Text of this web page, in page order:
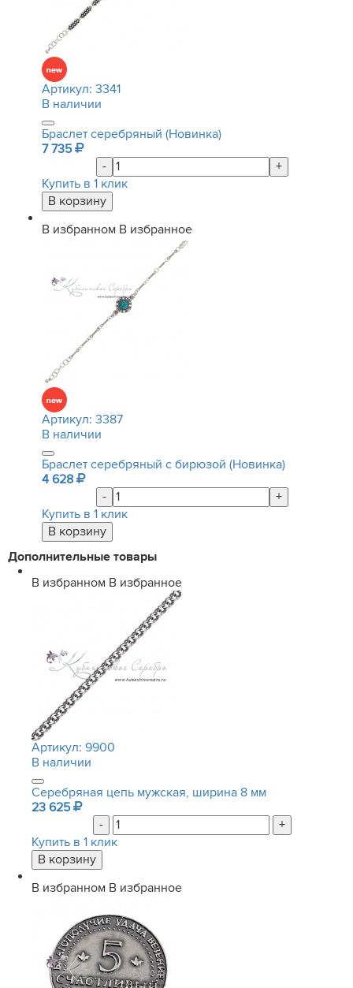
Артикул: 3341
В наличии
Браслет серебряный (Новинка)
7 735
-
+
Купить в 1 клик
В избранном В избранное
Артикул: 3387
В наличии
Браслет серебряный с бирюзой (Новинка)
4 628
-
+
Купить в 1 клик
Дополнительные товары
В избранном В избранное
Артикул: 9900
В наличии
Серебряная цепь мужская, ширина 8 мм
23 625
-
+
Купить в 1 клик
В избранном В избранное